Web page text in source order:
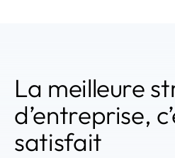
La meilleure
d’entreprise,
satisfait